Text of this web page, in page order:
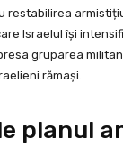
restabilirea
Israelul își
gruparea
rămași.
planul